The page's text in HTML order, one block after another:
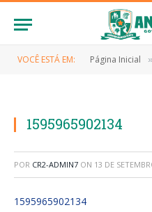
VOCÊ ESTÁ EM: Página Inicial »
1595965902134
POR CR2-ADMIN7 ON 13 DE
1595965902134